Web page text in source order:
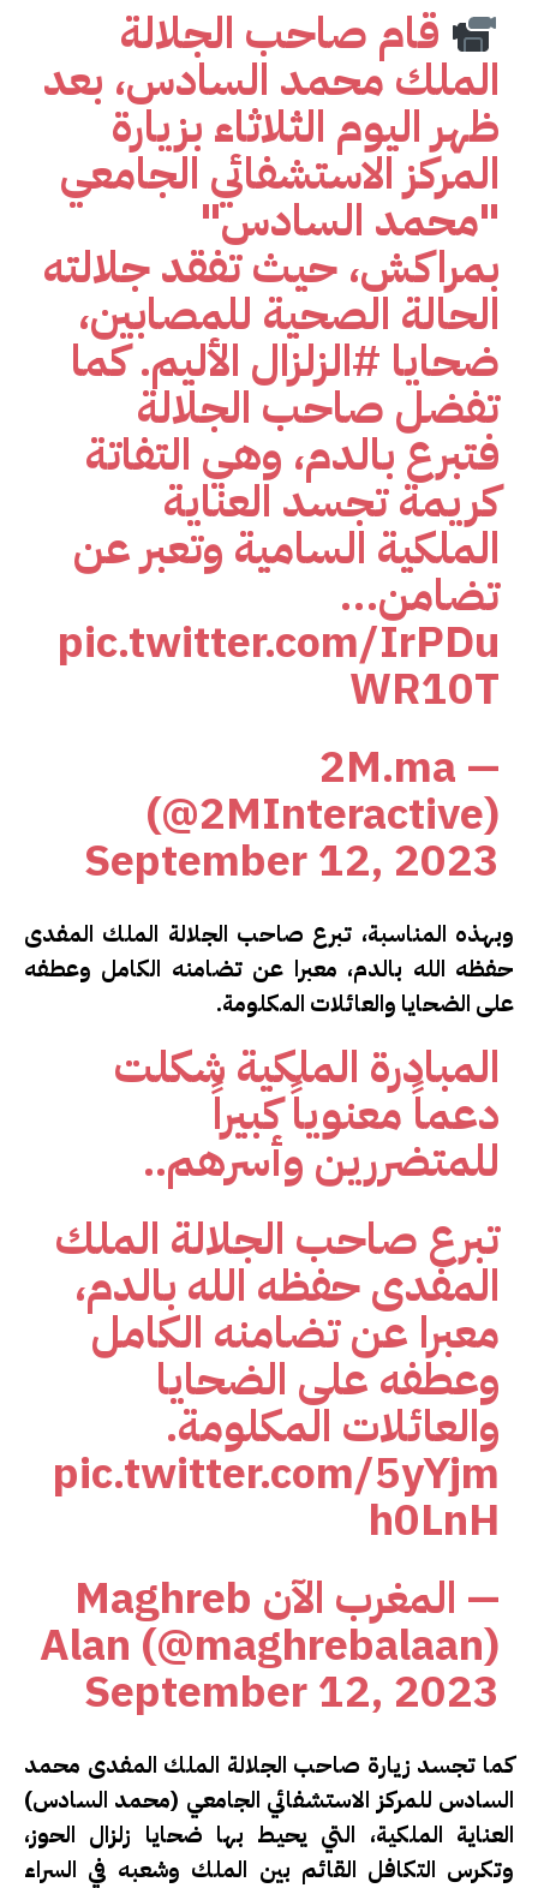
قام صاحب الجلالة
الملك محمد السادس، بعد
ظهر اليوم الثلاثاء بزيارة
المركز الاستشفائي الجامعي
"محمد السادس"
بمراكش، حيث تفقد جلالته
الحالة الصحية للمصابين،
ضحايا #الزلزال الأليم. كما
تفضل صاحب الجلالة
فتبرع بالدم، وهي التفاتة
كريمة تجسد العناية
الملكية السامية وتعبر عن
تضامن…
pic.twitter.com/IrPDu
WR10T
— 2M.ma
(@2MInteractive)
September 12, 2023
وبهذه المناسبة، تبرع صاحب الجلالة الملك المفدى
حفظه الله بالدم، معبرا عن تضامنه الكامل وعطفه
على الضحايا والعائلات المكلومة.
المبادرة الملكية شكلت
دعماً معنوياً كبيراً
للمتضررين وأسرهم..
تبرع صاحب الجلالة الملك
المفدى حفظه الله بالدم،
معبرا عن تضامنه الكامل
وعطفه على الضحايا
والعائلات المكلومة.
pic.twitter.com/5yYjm
h0LnH
— المغرب الآن Maghreb
Alan (@maghrebalaan)
September 12, 2023
كما تجسد زيارة صاحب الجلالة الملك المفدى محمد
السادس للمركز الاستشفائي الجامعي (محمد السادس)
العناية الملكية، التي يحيط بها ضحايا زلزال الحوز،
وتكرس التكافل القائم بين الملك وشعبه في السراء